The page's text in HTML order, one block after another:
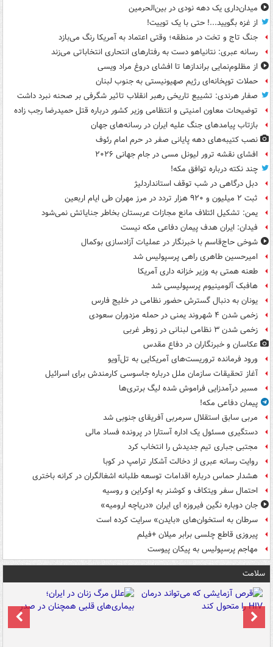
میدان‌داری یک دهه نودی در بین‌الحرمین
از غزه بگویید...! حتی با یک توییت!
جنگ تاج و تخت در منطقه؛ وقتی اعتماد به آمریکا رنگ می‌بازد
رسانه عبری: نتانیاهو دست به رفتارهای انتحاری انتخاباتی می‌زند
از مظلوم‌نمایی براندازها تا افشای دروغ مراد ویسی
حملات توپخانه‌ای رژیم صهیونیستی به جنوب لبنان
صفار هرندی: تشییع تاریخی رهبر انقلاب تاثیر شگرفی بر صحنه نبرد داشت
توضیحات معاون امنیتی و انتظامی وزیر کشور درباره قتل حمیدرضا رجب زاده
بازتاب پیامدهای جنگ علیه ایران در رسانه‌های جهان
نصب کتیبه‌های دهه پایانی صفر در حرم امام رئوف
افشای نقشه ترور لیونل مسی در جام جهانی ۲۰۲۶
چند نکته درباره توافق مکه!
دبل درگاهی در شب توقف استانداردلیژ
ثبت ۲ میلیون و ۹۲۰ هزار تردد در مرز مهران طی ایام اربعین
یمن: تشکیل ائتلاف مانع مجازات عربستان بخاطر جنایاتش نمی‌شود
فیدان: ایران هدف پیمان دفاعی مکه نیست
شوخی حاج‌قاسم با خبرنگار در عملیات آزادسازی بوکمال
امیرحسین طاهری راهی پرسپولیس شد
طعنه همتی به وزیر خزانه داری آمریکا
هافبک آلومینیوم پرسپولیسی شد
یونان به دنبال گسترش حضور نظامی در خلیج فارس
زخمی شدن ۴ شهروند یمنی در حمله مزدوران سعودی
زخمی شدن ۳ نظامی لبنانی در زوطر غربی
عکاسان و خبرنگاران در دفاع مقدس
ورود فرمانده تروریست‌های آمریکایی به تل‌آویو
آغاز تحقیقات سازمان ملل درباره جاسوسی کارمندش برای اسرائیل
مسیر درآمدزایی فراموش شده لیگ برتری‌ها
پیمان دفاعی مکه!
مربی سابق استقلال سرمربی آفریقای جنوبی شد
دستگیری مسئول یک اداره آستارا در پرونده فساد مالی
مجتبی جباری تیم جدیدش را انتخاب کرد
روایت رسانه عبری از دخالت آشکار ترامپ در کوبا
هشدار حماس درباره اقدامات توسعه طلبانه اشغالگران در کرانه باختری
احتمال سفر ویتکاف و کوشنر به اوکراین و روسیه
جان دوباره نگین فیروزه ای ایران «دریاچه ارومیه»
سرطان به استخوان‌های «بایدن» سرایت کرده است
پیروزی قاطع چلسی برابر میلان +فیلم
مهاجم پرسپولیس به پیکان پیوست
سلامت